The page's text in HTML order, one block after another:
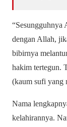
“Sesungguhnya
dengan Allah,
bibirnya
hakim tertegun.
(kaum sufi yang
Nama
kelahirannya.